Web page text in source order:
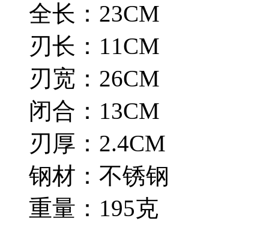
全长：23CM
刃长：11CM
刃宽：26CM
闭合：13CM
刃厚：2.4CM
钢材：不锈钢
重量：195克